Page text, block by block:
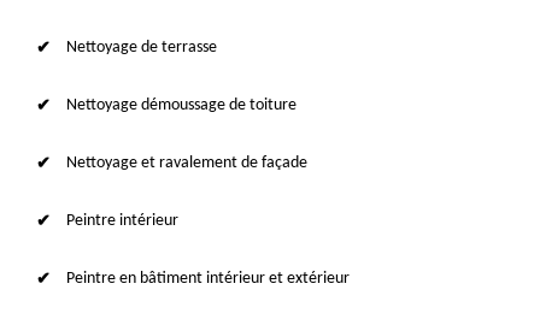
Nettoyage de terrasse
Nettoyage démoussage de toiture
Nettoyage et ravalement de façade
Peintre intérieur
Peintre en bâtiment intérieur et extérieur